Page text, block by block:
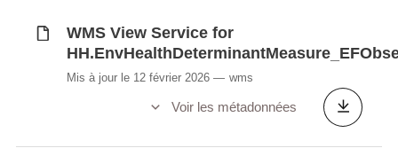
WMS View Service for
Mis à jour le 12 février 2026 wms
Voir les métadonnées